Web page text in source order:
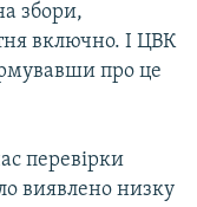
збори,
включно. І ЦВК
про це
перевірки
виявлено низку